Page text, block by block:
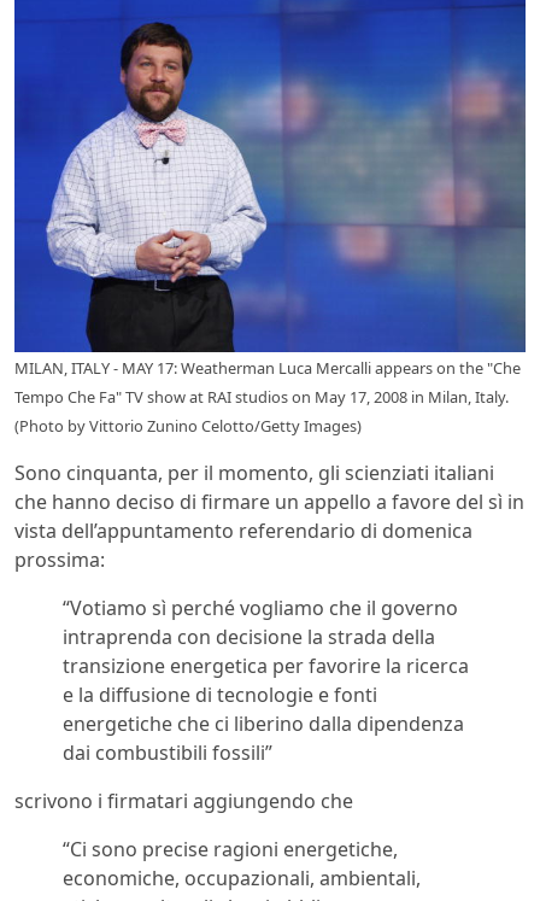
MILAN, ITALY - MAY 17: Weatherman Luca Mercalli appears on the "Che
Tempo Che Fa" TV show at RAI studios on May 17, 2008 in Milan, Italy.
(Photo by Vittorio Zunino Celotto/Getty Images)
Sono cinquanta, per il momento, gli scienziati italiani
che hanno deciso di firmare un appello a favore del sì in
vista dell’appuntamento referendario di domenica
prossima:
“Votiamo sì perché vogliamo che il governo
intraprenda con decisione la strada della
transizione energetica per favorire la ricerca
e la diffusione di tecnologie e fonti
energetiche che ci liberino dalla dipendenza
dai combustibili fossili”
scrivono i firmatari aggiungendo che
“Ci sono precise ragioni energetiche,
economiche, occupazionali, ambientali,